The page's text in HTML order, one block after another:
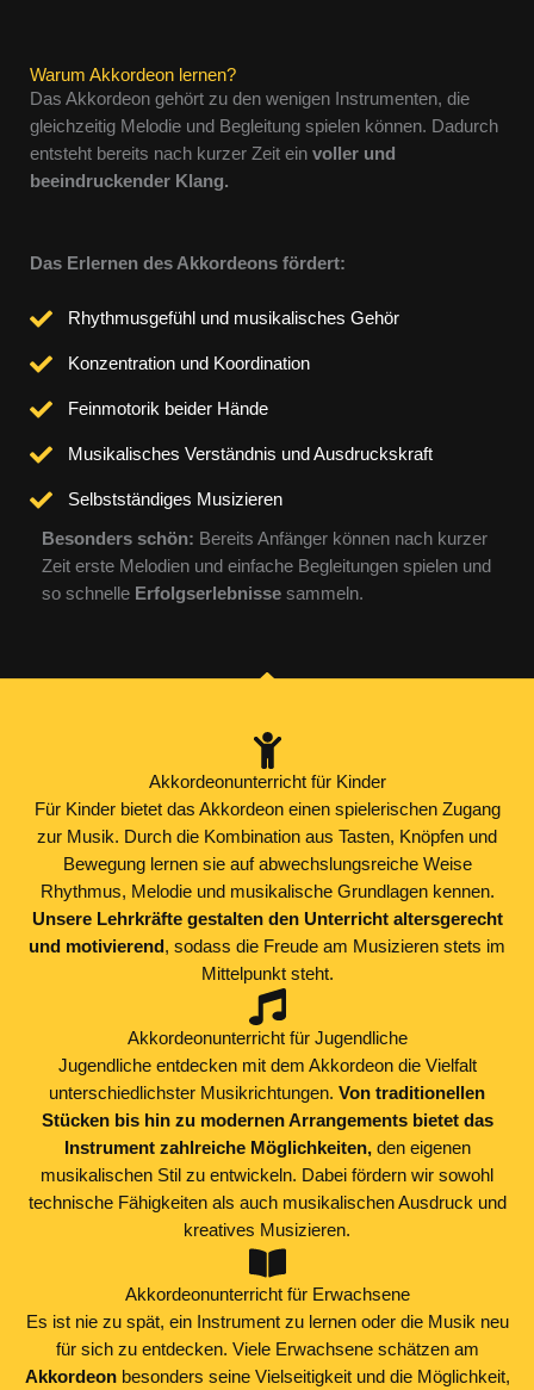
Warum Akkordeon lernen?
Das Akkordeon gehört zu den wenigen Instrumenten, die
gleichzeitig Melodie und Begleitung spielen können. Dadurch
entsteht bereits nach kurzer Zeit ein voller und
beeindruckender Klang.
Das Erlernen des Akkordeons fördert:
Rhythmusgefühl und musikalisches Gehör
Konzentration und Koordination
Feinmotorik beider Hände
Musikalisches Verständnis und Ausdruckskraft
Selbstständiges Musizieren
Besonders schön: Bereits Anfänger können nach kurzer
Zeit erste Melodien und einfache Begleitungen spielen und
so schnelle Erfolgserlebnisse sammeln.
Akkordeonunterricht für Kinder
Für Kinder bietet das Akkordeon einen spielerischen Zugang
zur Musik. Durch die Kombination aus Tasten, Knöpfen und
Bewegung lernen sie auf abwechslungsreiche Weise
Rhythmus, Melodie und musikalische Grundlagen kennen.
Unsere Lehrkräfte gestalten den Unterricht altersgerecht
und motivierend , sodass die Freude am Musizieren stets im
Mittelpunkt steht.
Akkordeonunterricht für Jugendliche
Jugendliche entdecken mit dem Akkordeon die Vielfalt
unterschiedlichster Musikrichtungen. Von traditionellen
Stücken bis hin zu modernen Arrangements bietet das
Instrument zahlreiche Möglichkeiten, den eigenen
musikalischen Stil zu entwickeln. Dabei fördern wir sowohl
technische Fähigkeiten als auch musikalischen Ausdruck und
kreatives Musizieren.
Akkordeonunterricht für Erwachsene
Es ist nie zu spät, ein Instrument zu lernen oder die Musik neu
für sich zu entdecken. Viele Erwachsene schätzen am
Akkordeon besonders seine Vielseitigkeit und die Möglichkeit,